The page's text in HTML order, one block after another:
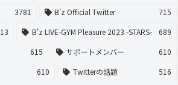
3781 B'z Official Twitter
715
B'z LIVE-GYM Pleasure 2023 -STARS-
689
615 サポートメンバー
610
610 Twitterの話題
516